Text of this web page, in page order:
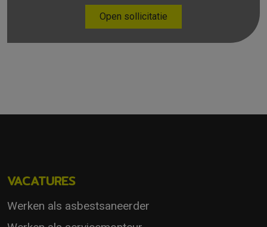
Open sollicitatie
VACATURES
Werken als asbestsaneerder